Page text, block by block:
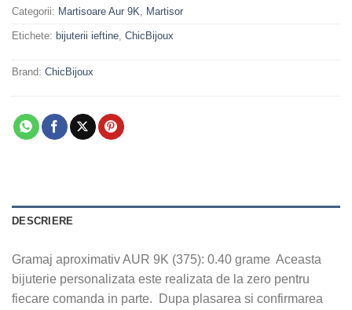
Categorii: Martisoare Aur 9K Martisor
Etichete: bijuterii ieftine ChicBijoux
Brand: ChicBijoux
DESCRIERE
Gramaj aproximativ AUR 9K (375): 0.40 grame Aceasta
bijuterie personalizata este realizata de la zero pentru
fiecare comanda in parte. Dupa plasarea si confirmarea